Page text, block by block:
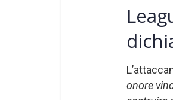
onore